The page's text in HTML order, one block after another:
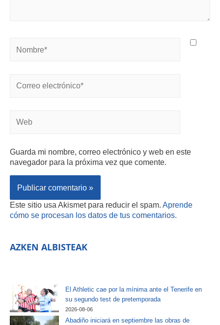
Guarda mi nombre, correo electrónico y web en este
navegador para la próxima vez que comente.
Este sitio usa Akismet para reducir el spam. Aprende
cómo se procesan los datos de tus comentarios.
AZKEN ALBISTEAK
El Athletic cae por la mínima ante el Tenerife en
su segundo test de pretemporada
2026-08-06
Abadiño iniciará en septiembre las obras de